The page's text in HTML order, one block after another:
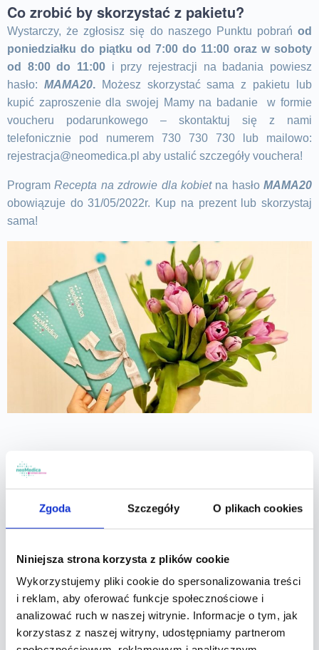
Zgoda Szczegóły O plikach cookies
Niniejsza strona korzysta z plików cookie
Wykorzystujemy pliki cookie do spersonalizowania treści
i reklam, aby oferować funkcje społecznościowe i
analizować ruch w naszej witrynie. Informacje o tym, jak
korzystasz z naszej witryny, udostępniamy partnerom
Co zrobić by skorzystać z pakietu?
Wystarczy, że zgłosisz się do naszego Punktu pobrań od
poniedziałku do piątku od 7:00 do 11:00 oraz w soboty
od 8:00 do 11:00 i przy rejestracji na badania powiesz
hasło: MAMA20.Możesz skorzystać sama z pakietu lub
kupić zaproszenie dla swojej Mamy na badanie w formie
voucheru podarunkowego – skontaktuj się z nami
telefonicznie pod numerem 730 730 730 lub mailowo:
rejestracja@neomedica.pl aby ustalić szczegóły vouchera!
ProgramRecepta na zdrowie dla kobietna hasło MAMA20
obowiązuje do 31/05/2022r. Kup na prezent lub skorzystaj
sama!
Inne w kategorii
? Black Friday w neoMedica!?
? BLACK FRIDAY W NEOMEDICA – Zadbaj o swoje
zdrowie z wyjątkowymi rabatami! ? To najlepszy